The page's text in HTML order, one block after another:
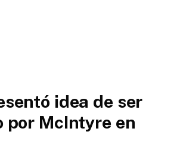
idea de ser
por McIntyre en